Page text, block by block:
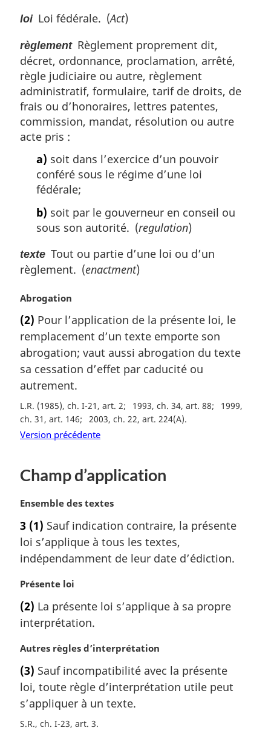
a
e
loiLoi fédérale. (Act)
règlementRèglement proprement dit,
décret, ordonnance, proclamation, arrêté,
règle judiciaire ou autre, règlement
administratif, formulaire, tarif de droits, de
frais ou d’honoraires, lettres patentes,
commission, mandat, résolution ou autre
acte pris :
a) soit dans l’exercice d’un pouvoir
conféré sous le régime d’une loi
fédérale;
b) soit par le gouverneur en conseil ou
sous son autorité. (regulation)
texte Tout ou partie d’une loi ou d’un
règlement. (enactment)
N
t
e
m
a
g
i
n
a
:
Abrogation
(2) Pour l’application de la présente loi, le
remplacement d’un texte emporte son
abrogation; vaut aussi abrogation du texte
sa cessation d’effet par caducité ou
autrement.
L.R. (1985), ch. I-21, art. 2 1993, ch. 34, art. 88
1999,
ch. 31, art. 146
2003, ch. 22, art. 224(A)
Version précédente
Champ d’application
N
t
e
m
r
i
n
l
e
:
Ensemble des textes
3 (1) Sauf indication contraire, la présente
loi s’applique à tous les textes,
indépendamment de leur date d’édiction.
N
t
e
a
r
g
i
n
l
Présente loi
(2) La présente loi s’applique à sa propre
interprétation.
N
t
e
m
r
Autres règles d’interprétation
(3) Sauf incompatibilité avec la présente
loi, toute règle d’interprétation utile peut
s’appliquer à un texte.
S.R., ch. I-23, art. 3